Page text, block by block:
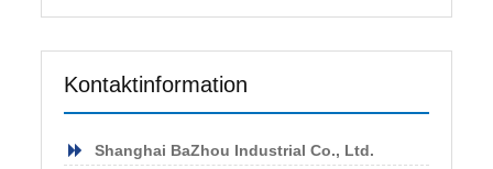
Kontaktinformation
Shanghai BaZhou Industrial Co., Ltd.